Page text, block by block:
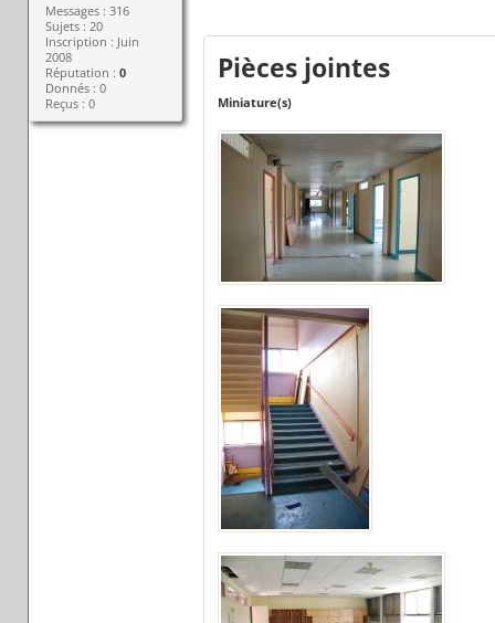
Messages : 316
Sujets : 20
Inscription : Juin
2008
Réputation :0
Donnés : 0
Reçus : 0
Pièces jointes
Miniature(s)